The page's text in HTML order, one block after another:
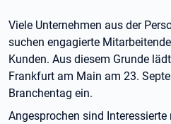
Viele Unternehmen aus der
suchen engagierte
Kunden. Aus diesem Grunde
Frankfurt am Main am 23.
Branchentag ein.
Angesprochen sind